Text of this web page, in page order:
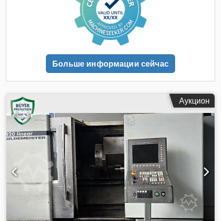
обработки над станиной: 570 мм Максимальный диаметр
обработки над суппортом: 340 мм Высота центров: 280 мм
Расстояние между центрами: 1000 мм Dwodszpxglepfx
Anlea КОМПЛЕКТАЦИЯ Аксессуары (см. изображения)
Больше информации сейчас
Аукцион